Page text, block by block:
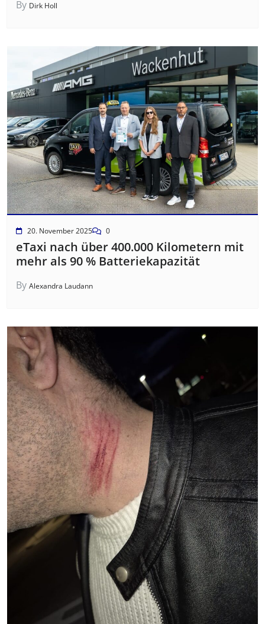
By Dirk Holl
20. November 2025 0
eTaxi nach über 400.000 Kilometern mit
mehr als 90 % Batteriekapazität
By Alexandra Laudann